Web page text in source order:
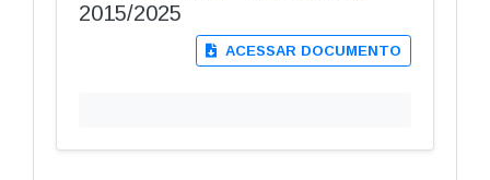
2015/2025
ACESSAR DOCUMENTO